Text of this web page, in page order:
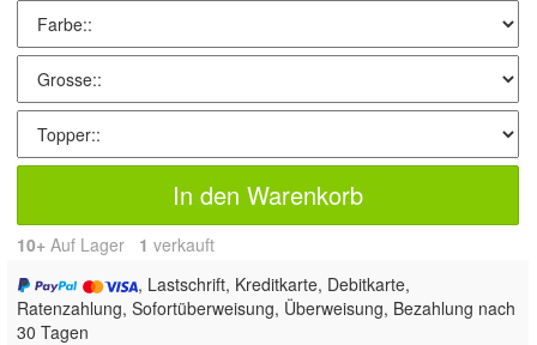
In den Warenkorb
10+ Auf Lager 1 verkauft
, Lastschrift, Kreditkarte, Debitkarte,
Ratenzahlung, Sofortüberweisung, Überweisung, Bezahlung nach
30 Tagen